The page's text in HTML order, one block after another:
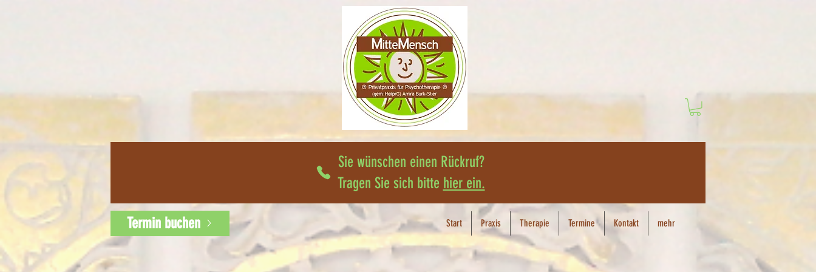
Sie wünschen einen Rückruf?
Tragen Sie sich bitte hier ein.
Termin buchen Start Praxis Therapie Termine Kontakt mehr